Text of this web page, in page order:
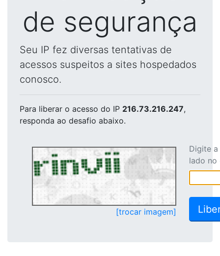
de segurança
Seu IP fez diversas tentativas de
acessos suspeitos a sites hospedados
conosco.
Para liberar o acesso do IP 216.73.216.247,
responda ao desafio abaixo.
[trocar imagem]
Digite
lado no